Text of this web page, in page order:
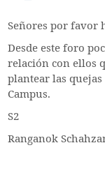
Señores por favor
Desde este foro
relación con ellos
plantear las
Campus.
S2
Ranganok